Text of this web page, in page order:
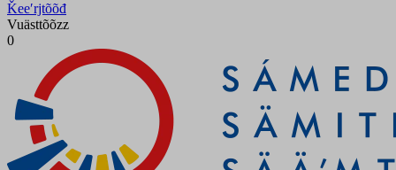
Ǩeeʹrjtõõđ
Vuästtõõzz
0